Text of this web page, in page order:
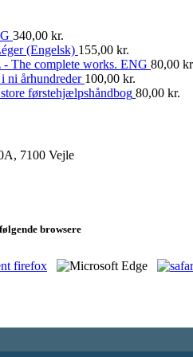
340,00 kr.
(Engelsk) 155,00 kr.
- The complete works. ENG 80,00
ni århundreder 100,00 kr.
førstehjælpshåndbog 80,00 kr.
7100 Vejle
browsere